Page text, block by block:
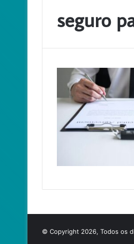
seguro
© Copyright 2026, Todos os